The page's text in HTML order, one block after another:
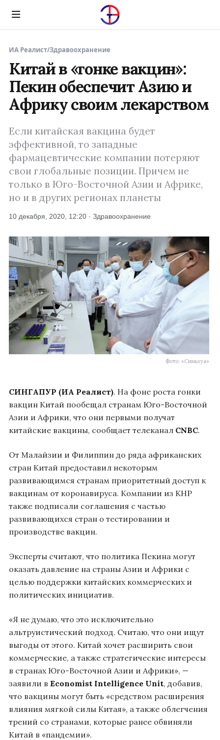
Menu
ИА Реалист/Здравоохранение
Китай в «гонке вакцин»:
Пекин обеспечит Азию и
Африку своим лекарством
Если китайская вакцина будет
эффективной, то западные
фармацевтические компании потеряют
свои глобальные позиции. Причем не
только в Юго-Восточной Азии и Африке,
но и в других регионах планеты
10 декабря, 2020, 12:20 · Здравоохранение
Фото: «Синьхуа»
СИНГАПУР (ИА Реалист). На фоне роста гонки
вакцин Китай пообещал странам Юго-Восточной
Азии и Африки, что они первыми получат
китайские вакцины, сообщает телеканал CNBC.
От Малайзии и Филиппин до ряда африканских
стран Китай предоставил некоторым
развивающимся странам приоритетный доступ к
вакцинам от коронавируса. Компании из КНР
также подписали соглашения с частью
развивающихся стран о тестировании и
производстве вакцин.
Эксперты считают, что политика Пекина могут
оказать давление на страны Азии и Африки с
целью поддержки китайских коммерческих и
политических инициатив.
«Я не думаю, что это исключительно
альтруистический подход. Считаю, что они ищут
выгоды от этого. Китай хочет расширить свои
коммерческие, а также стратегические интересы
в странах Юго-Восточной Азии и Африки», —
заявили в Economist Intelligence Unit, добавив,
что вакцины могут быть «средством расширения
влияния мягкой силы Китая», а также облегчения
трений со странами, которые ранее обвиняли
Китай в «пандемии».